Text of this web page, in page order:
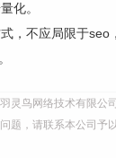
化。
，不应局限于seo
灵鸟网络技术有限公
题，请联系本公司予